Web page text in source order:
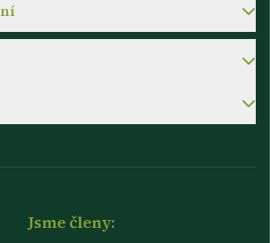
Jsme členy: